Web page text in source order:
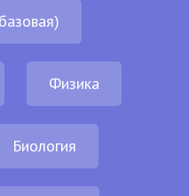
Физика
Биология